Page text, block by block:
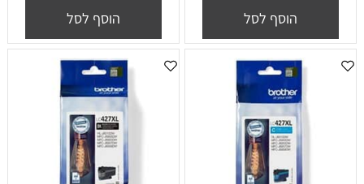
הוסף לסל הוסף לסל